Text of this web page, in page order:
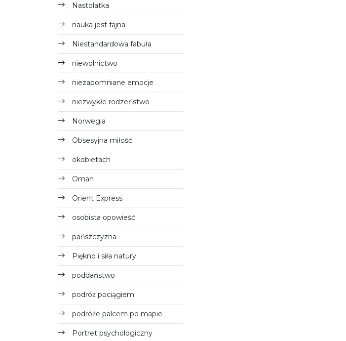
Nastolatka
nauka jest fajna
Niestandardowa fabuła
niewolnictwo
niezapomniane emocje
niezwykłe rodzeństwo
Norwegia
Obsesyjna miłość
okobietach
Oman
Orient Express
osobista opowieść
pańszczyzna
Piękno i siła natury
poddaństwo
podróż pociągiem
podróże palcem po mapie
Portret psychologiczny